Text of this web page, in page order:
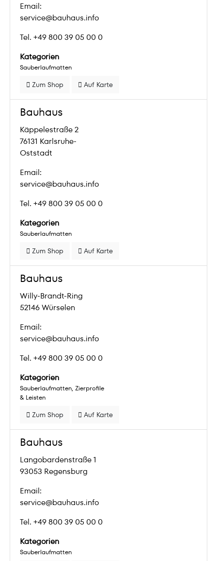
Email:
service@bauhaus.info
Tel. +49 800 39 05 00 0
Kategorien
Sauberlaufmatten
Zum Shop Auf Karte
Bauhaus
Käppelestraße 2
76131 Karlsruhe-
Oststadt
Email:
service@bauhaus.info
Tel. +49 800 39 05 00 0
Kategorien
Sauberlaufmatten
Zum Shop Auf Karte
Bauhaus
Willy-Brandt-Ring
52146 Würselen
Email:
service@bauhaus.info
Tel. +49 800 39 05 00 0
Kategorien
Sauberlaufmatten Zierprofile
& Leisten
Zum Shop Auf Karte
Bauhaus
Langobardenstraße 1
93053 Regensburg
Email:
service@bauhaus.info
Tel. +49 800 39 05 00 0
Kategorien
Sauberlaufmatten